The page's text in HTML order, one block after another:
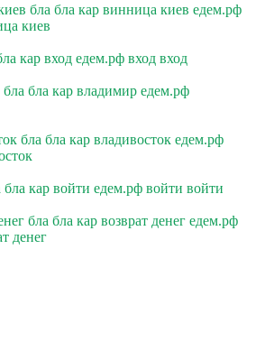
бла бла кар винница киев едем.рф
киев
кар вход едем.рф вход вход
бла кар владимир едем.рф
бла бла кар владивосток едем.рф
бла кар войти едем.рф войти войти
бла бла кар возврат денег едем.рф
денег